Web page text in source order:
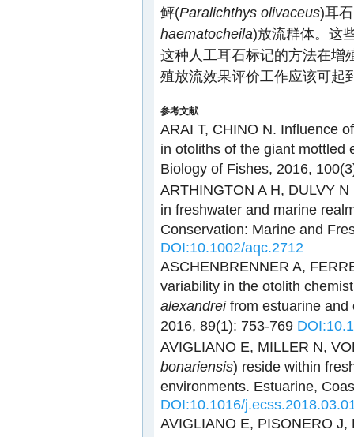
鲆(Paralichthys olivaceus)耳
haematocheila)放流群体。这
这种人工耳石标记的方法在增
殖放流效果评价工作应该可起
参考文献
ARAI T, CHINO N. Influence
in otoliths of the giant mottled
Biology of Fishes, 2016,
ARTHINGTON A H, DULVY
in freshwater and marine
Conservation: Marine and
DOI:10.1002/aqc.2712
ASCHENBRENNER A,
variability in the otolith
alexandreifrom estuarine and
2016, 89(1): 753-769
AVIGLIANO E, MILLER N,
bonariensis) reside within
environments. Estuarine,
DOI:10.1016/
AVIGLIANO E, PISONERO